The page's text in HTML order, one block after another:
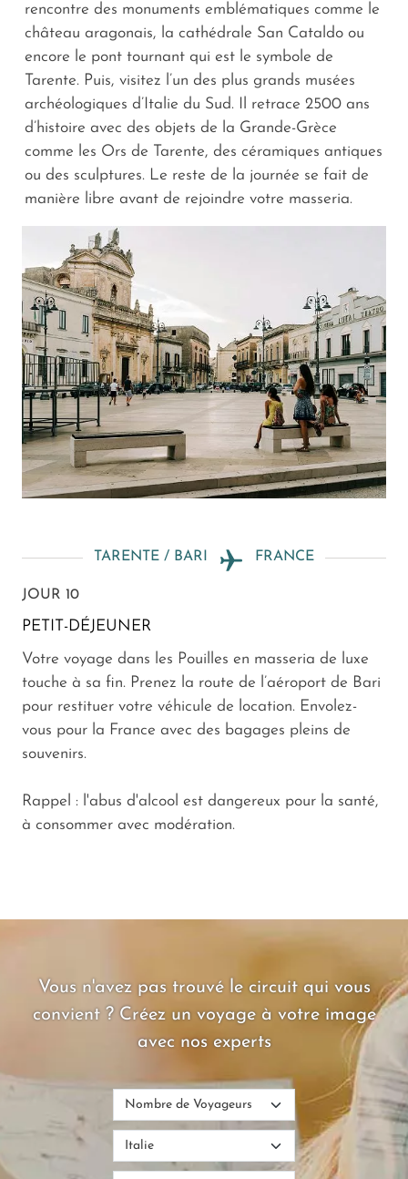
rencontre des monuments emblématiques comme le
château aragonais, la cathédrale San Cataldo ou
encore le pont tournant qui est le symbole de
Tarente. Puis, visitez l’un des plus grands musées
archéologiques d’Italie du Sud. Il retrace 2500 ans
d’histoire avec des objets de la Grande-Grèce
comme les Ors de Tarente, des céramiques antiques
ou des sculptures. Le reste de la journée se fait de
manière libre avant de rejoindre votre masseria.
TARENTE / BARI FRANCE
JOUR 10
PETIT-DÉJEUNER
Votre voyage dans les Pouilles en masseria de luxe
touche à sa fin. Prenez la route de l’aéroport de Bari
pour restituer votre véhicule de location. Envolez-
vous pour la France avec des bagages pleins de
souvenirs.
Rappel : l'abus d'alcool est dangereux pour la santé,
à consommer avec modération.
Vous n'avez pas trouvé le circuit qui vous
convient ? Créez un voyage à votre image
avec nos experts